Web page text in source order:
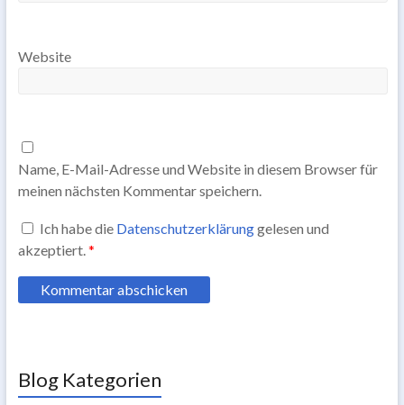
Website
Name, E-Mail-Adresse und Website in diesem Browser für
meinen nächsten Kommentar speichern.
Ich habe die Datenschutzerklärunggelesen und
akzeptiert.*
Blog Kategorien